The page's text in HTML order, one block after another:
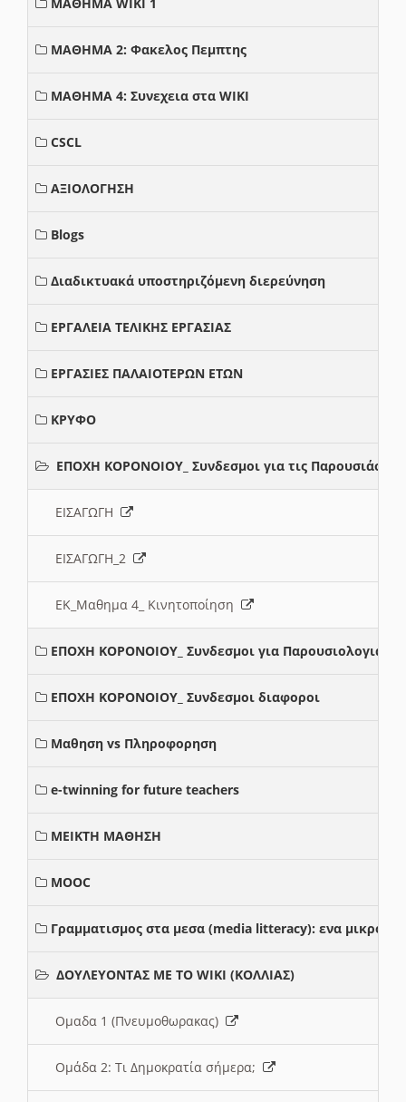
ΜΑΘΗΜΑ 2: Φακελος Πεμπτης
ΜΑΘΗΜΑ 4: Συνεχεια στα WIKI
CSCL
ΑΞΙΟΛΟΓΗΣΗ
Blogs
Διαδικτυακά υποστηριζόμενη διερεύνηση
ΕΡΓΑΛΕΙΑ ΤΕΛΙΚΗΣ ΕΡΓΑΣΙΑΣ
ΕΡΓΑΣΙΕΣ ΠΑΛΑΙΟΤΕΡΩΝ ΕΤΩΝ
ΚΡΥΦΟ
ΕΠΟΧΗ ΚΟΡΟΝΟΙΟΥ_ Συνδεσμοι για τις Παρουσιάσεις
ΕΙΣΑΓΩΓΗ
ΕΙΣΑΓΩΓΗ_2
ΕΚ_Μαθημα 4_ Κινητοποίηση
ΕΠΟΧΗ ΚΟΡΟΝΟΙΟΥ_ Συνδεσμοι για Παρουσιολογια
ΕΠΟΧΗ ΚΟΡΟΝΟΙΟΥ_ Συνδεσμοι διαφοροι
Μαθηση vs Πληροφορηση
e-twinning for future teachers
ΜΕΙΚΤΗ ΜΑΘΗΣΗ
MOOC
Γραμματισμος στα μεσα (media litteracy): ενα μικρο
ΔΟΥΛΕΥΟΝΤΑΣ ΜΕ ΤΟ WIKI (ΚΟΛΛΙΑΣ)
Ομαδα 1 (Πνευμοθωρακας)
Ομάδα 2: Τι Δημοκρατία σήμερα;